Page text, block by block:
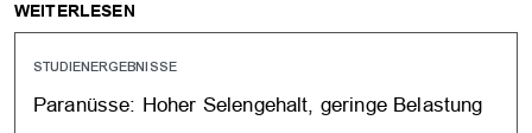
WEITERLESEN
STUDIENERGEBNISSE
Paranüsse: Hoher Selengehalt, geringe Belastung